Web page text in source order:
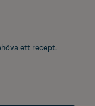
ett recept.